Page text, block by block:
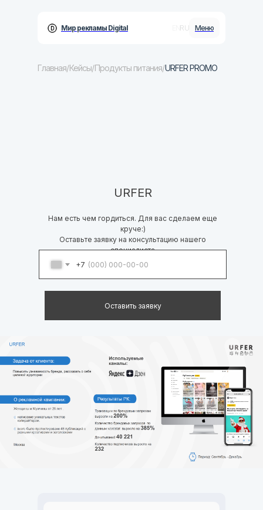
Мир рекламы Digital RU Меню
Главная/Кейсы/Продукты питания/URFER PROMO
Нам есть чем гордиться. Для вас сделаем еще
круче:)
Оставьте заявку на консультацию нашего
специалиста
+7
Оставить заявку
URFER